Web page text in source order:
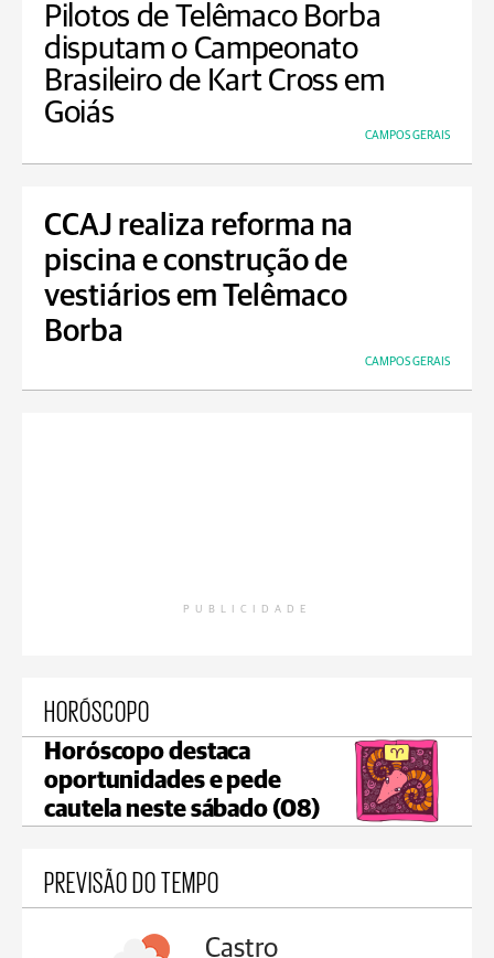
Pilotos de Telêmaco Borba
disputam o Campeonato
Brasileiro de Kart Cross em
Goiás
CAMPOS GERAIS
CCAJ realiza reforma na
piscina e construção de
vestiários em Telêmaco
Borba
CAMPOS GERAIS
PUBLICIDADE
HORÓSCOPO
Horóscopo destaca
oportunidades e pede
cautela neste sábado (08)
PREVISÃO DO TEMPO
Castro